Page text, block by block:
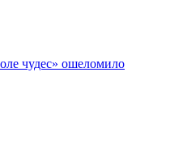
чудес» ошеломило